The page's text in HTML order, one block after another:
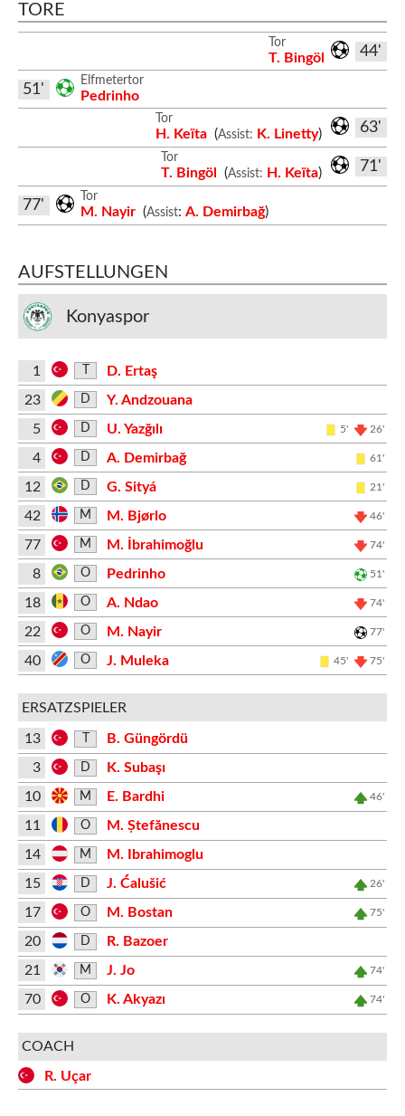
TORE
44'
Tor
T. Bingöl
Elfmetertor
Pedrinho
51'
63'
Tor
H. Keïta (Assist: K. Linetty)
71'
Tor
T. Bingöl (Assist: H. Keïta)
Tor
M. Nayir (Assist: A. Demirbağ)
77'
AUFSTELLUNGEN
Konyaspor
1
D. Ertaş
23
D
Y. Andzouana
5
D U. Yazğılı 5' 26'
4 D A. Demirbağ 61'
12 D G. Sityá 21'
42 M M. Bjørlo 46'
77 M M. İbrahimoğlu 74'
8 O Pedrinho 51'
18 O A. Ndao 74'
22 O M. Nayir 77'
40 O J. Muleka 45' 75'
ERSATZSPIELER
13
B. Güngördü
3
D
K. Subaşı
10
M E. Bardhi 46'
11 O
M. Ștefănescu
14
M
M. Ibrahimoglu
15
D J. Ćalušić 26'
17 O M. Bostan 75'
20 D
R. Bazoer
21
M J. Jo 74'
70 O K. Akyazı 74'
COACH
R. Uçar